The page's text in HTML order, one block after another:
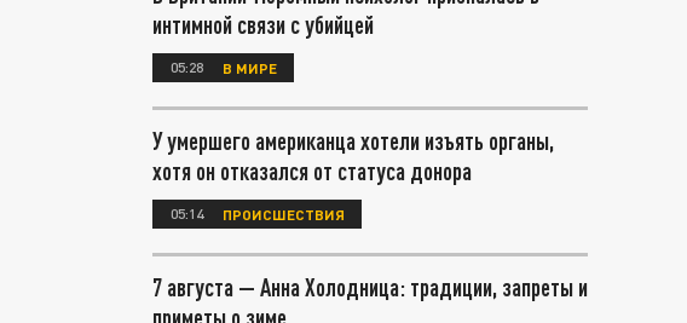
интимной связи с убийцей
05:28 В МИРЕ
У умершего американца хотели изъять органы,
хотя он отказался от статуса донора
05:14 ПРОИСШЕСТВИЯ
7 августа — Анна Холодница: традиции, запреты и